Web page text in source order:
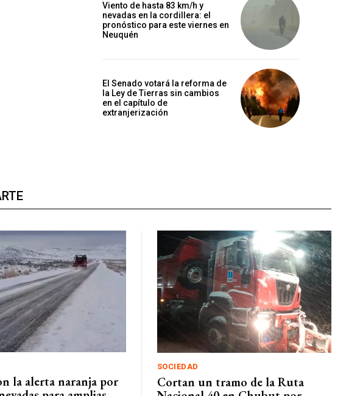
Viento de hasta 83 km/h y
nevadas en la cordillera: el
pronóstico para este viernes en
Neuquén
El Senado votará la reforma de
la Ley de Tierras sin cambios
en el capítulo de
extranjerización
la alerta naranja por
SOCIEDAD
Cortan un tramo de la Ruta